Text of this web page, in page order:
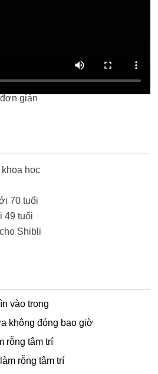
giản
học
70 tuổi
49 tuổi
Shibli
vào trong
không đóng bao giờ
rỗng tâm trí
rỗng tâm trí